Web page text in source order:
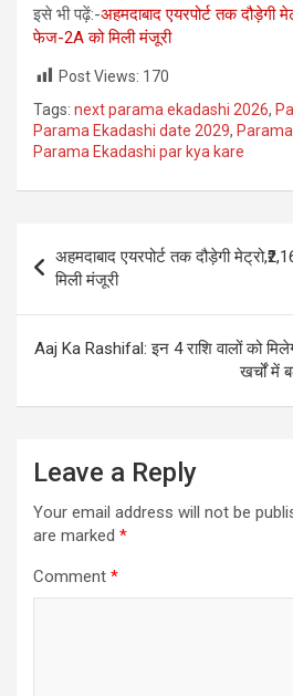
इसे भी पढ़ें:-अहमदाबाद एयरपोर्ट तक दौड़ेगी
फेज-2A को मिली मंजूरी
Post Views: 170
Tags: next parama ekadashi 2026,
Parama Ekadashi date 2029,
Parama Ekadashi par kya kare
navigation
अहमदाबाद एयरपोर्ट तक दौड़ेगी
मिली मंजूरी
Aaj Ka Rashifal: इन 4 राशि वालों को
खर्चों में
Leave a Reply
Your email address will not be
are marked *
Comment *